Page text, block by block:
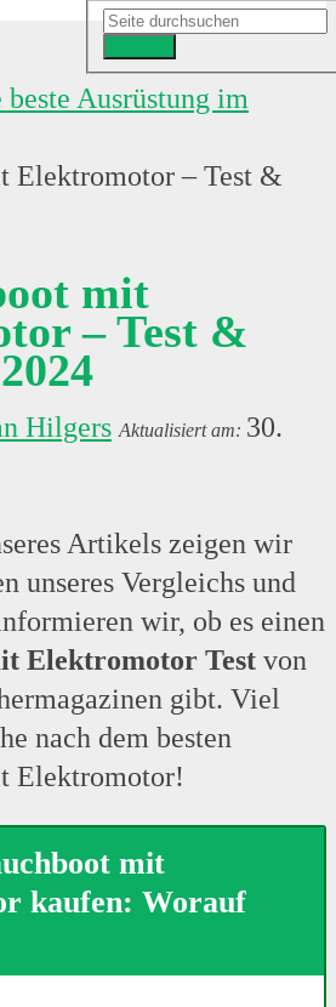
Ausrüstung im
Elektromotor – Test &
mit
– Test &
Hilgers
30.
Artikels zeigen wir
unseres Vergleichs und
wir, ob es einen
Elektromotor Test von
gibt. Viel
nach dem besten
Elektromotor!
mit
kaufen: Worauf